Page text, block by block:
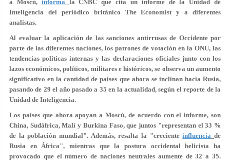
a Moscú, informa la CNBC que cita un informe de la Unidad de
Inteligencia del periódico británico The Economist y a diferentes
analistas.
Al evaluar la aplicación de las sanciones antirrusas de Occidente por
parte de las diferentes naciones, los patrones de votación en la ONU, las
tendencias políticas internas y las declaraciones oficiales junto con los
lazos económicos, políticos, militares e históricos, se observa un aumento
significativo en la cantidad de países que ahora se inclinan hacia Rusia,
pasando de 29 el año pasado a 35 en la actualidad, según el reporte de la
Unidad de Inteligencia.
Los países que ahora apoyan a Moscú, de acuerdo con el informe, son
China, Sudáfrica, Malí y Burkina Faso, que juntos "representan el 33 %
de la población mundial". Además, resalta la "crecienteinfluencia de
Rusia en África", mientras que la postura occidental belicista ha
provocado que el número de naciones neutrales aumente de 32 a 35.